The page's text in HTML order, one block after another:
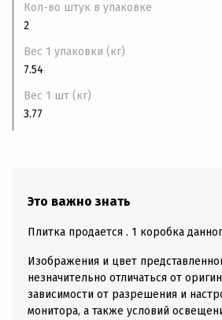
Кол-во штук в упаковке
2
Вес 1 упаковки (кг)
7.54
Вес 1 шт (кг)
3.77
Это важно знать
Плитка продается . 1 коробка
Изображения и цвет
незначительно отличаться от
зависимости от разрешения и
монитора, а также условий